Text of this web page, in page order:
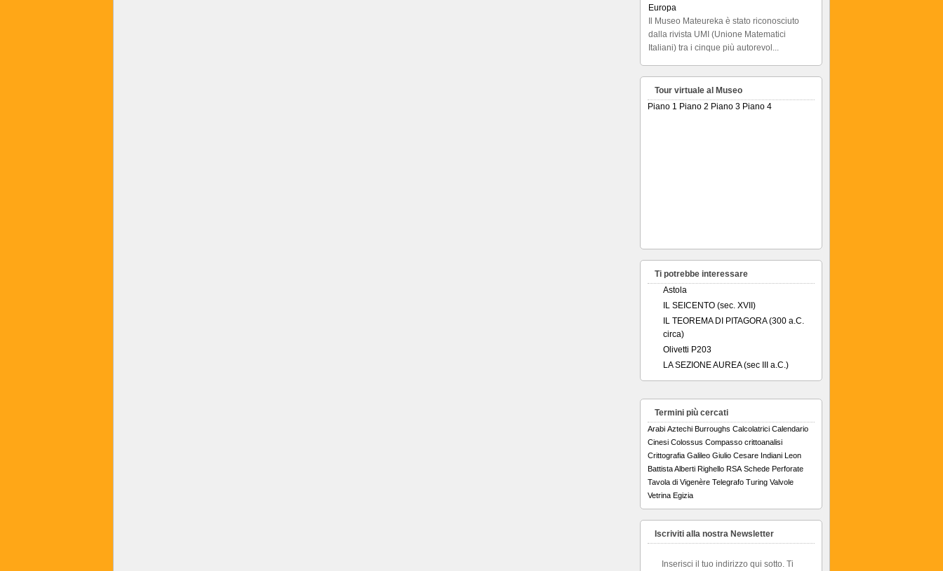
Europa
Il Museo Mateureka è stato riconosciuto
dalla rivista UMI (Unione Matematici
Italiani) tra i cinque più autorevol...
Articolo RiminiIn...
Tour virtuale al Museo
Piano 1 Piano 2 Piano 3 Piano 4
Ti potrebbe interessare
Astola
IL SEICENTO (sec. XVII)
IL TEOREMA DI PITAGORA (300 a.C.
circa)
Olivetti P203
LA SEZIONE AUREA (sec III a.C.)
Termini più cercati
Arabi Aztechi Burroughs Calcolatrici Calendario
Cinesi Colossus Compasso crittoanalisi
Crittografia Galileo Giulio Cesare Indiani Leon
Battista Alberti Righello RSA Schede Perforate
Tavola di Vigenère Telegrafo Turing Valvole
Vetrina Egizia
Iscriviti alla nostra Newsletter
Inserisci il tuo indirizzo qui sotto. Ti